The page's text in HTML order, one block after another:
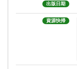
出版日期
資源快掃